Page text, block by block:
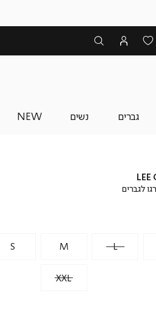
גברים נשים NEW
LEE
לגברים
S M L
XXL